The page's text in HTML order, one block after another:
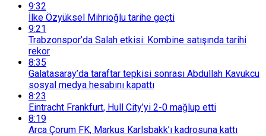
9:32
İlke Özyüksel Mihrioğlu tarihe geçti
9:21
Trabzonspor’da Salah etkisi: Kombine satışında tarihi
rekor
8:35
Galatasaray’da taraftar tepkisi sonrası Abdullah Kavukcu
sosyal medya hesabını kapattı
8:23
Eintracht Frankfurt, Hull City’yi 2-0 mağlup etti
8:19
Arca Çorum FK, Markus Karlsbakk’ı kadrosuna kattı